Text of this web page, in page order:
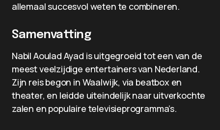
allemaal succesvol weten te combineren.
Samenvatting
Nabil Aoulad Ayad is uitgegroeid tot een van de
meest veelzijdige entertainers van Nederland.
Zijn reis begon in Waalwijk, via beatbox en
theater, en leidde uiteindelijk naar uitverkochte
zalen en populaire televisieprogramma’s.